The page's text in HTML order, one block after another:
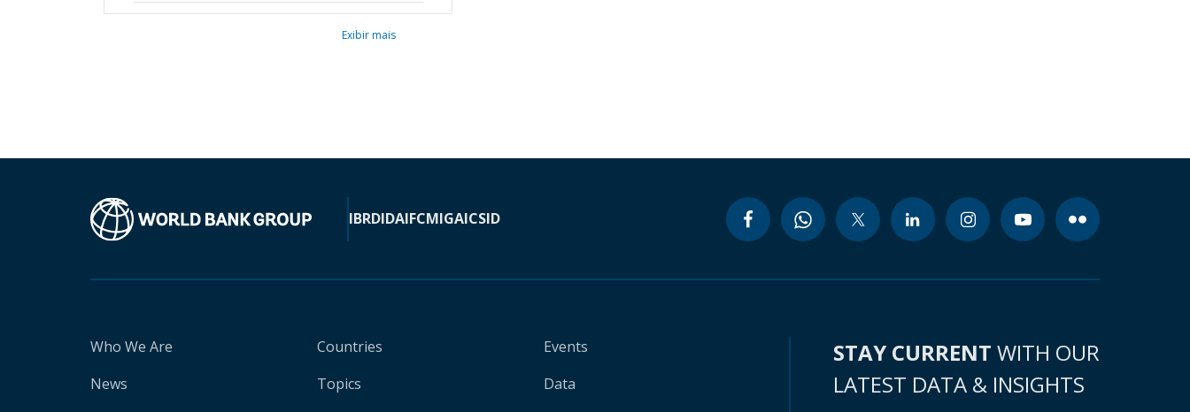
Exibir mais
IBRDIDAIFCMIGAICSID
Who We Are
News
Countries
Topics
Events
Data
STAY CURRENT WITH OUR
LATEST DATA & INSIGHTS